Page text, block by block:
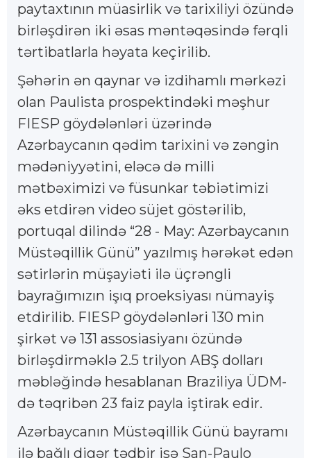
paytaxtının müasirlik və tarixiliyi özündə
birləşdirən iki əsas məntəqəsində fərqli
tərtibatlarla həyata keçirilib.
Şəhərin ən qaynar və izdihamlı mərkəzi
olan Paulista prospektindəki məşhur
FIESP göydələnləri üzərində
Azərbaycanın qədim tarixini və zəngin
mədəniyyətini, eləcə də milli
mətbəximizi və füsunkar təbiətimizi
əks etdirən video süjet göstərilib,
portuqal dilində “28 - May: Azərbaycanın
Müstəqillik Günü” yazılmış hərəkət edən
sətirlərin müşayiəti ilə üçrəngli
bayrağımızın işıq proeksiyası nümayiş
etdirilib. FIESP göydələnləri 130 min
şirkət və 131 assosiasiyanı özündə
birləşdirməklə 2.5 trilyon ABŞ dolları
məbləğində hesablanan Braziliya ÜDM-
də təqribən 23 faiz payla iştirak edir.
Azərbaycanın Müstəqillik Günü bayramı
ilə bağlı digər tədbir isə San-Paulo